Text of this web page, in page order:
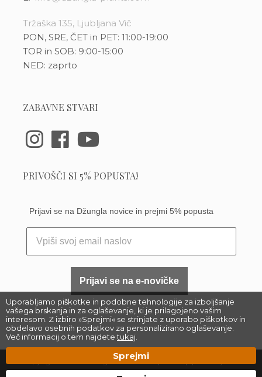
Uporabljamo piškotke in podobne tehnologije za izboljšanje
vašega brskanja in za oglaševanje, ki je prilagojeno vašim
interesom. Z izbiro »Sprejmi« se strinjate z uporabo piškotkov in
obdelavo osebnih podatkov za personalizirano oglaševanje.
Več informacij o tem najdetetukaj
Sprejmi
Tržaška 135, Ljubljana Vič
PON, SRE, ČET in PET: 11:00-19:00
TOR in SOB: 9:00-15:00
NED: zaprto
ZABAVNE STVARI
PRIVOŠČI SI 5% POPUSTA!
Prijavi se na Džungla novice in prejmi 5% popusta
Prijavi se na e-novičke
Džungla Plants d.o.o.
, Florjan Ostrožnik